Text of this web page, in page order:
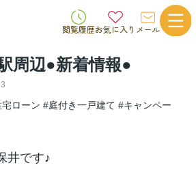
閲覧履歴お気に入り メール
周辺●新着情報●
ローン #庭付き一戸建て #キャンペー
井です♪